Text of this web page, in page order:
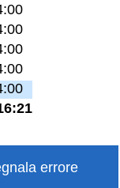
errore